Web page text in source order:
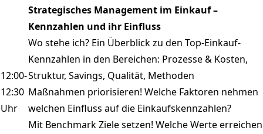
12:00-
12:30
Uhr
Strategisches Management im Einkauf –
Kennzahlen und ihr Einfluss
Wo stehe ich? Ein Überblick zu den Top-Einkauf-
Kennzahlen in den Bereichen: Prozesse & Kosten,
Struktur, Savings, Qualität, Methoden
Maßnahmen priorisieren! Welche Faktoren nehmen
welchen Einfluss auf die Einkaufskennzahlen?
Mit Benchmark Ziele setzen! Welche Werte erreichen